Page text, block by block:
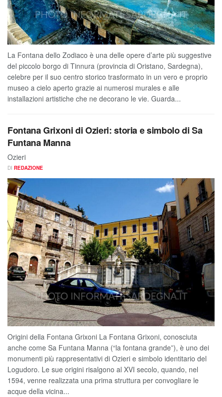
La Fontana dello Zodiaco è una delle opere d’arte più suggestive
del piccolo borgo di Tinnura (provincia di Oristano, Sardegna),
celebre per il suo centro storico trasformato in un vero e proprio
museo a cielo aperto grazie ai numerosi murales e alle
installazioni artistiche che ne decorano le vie. Guarda...
Fontana Grixoni di Ozieri: storia e simbolo di Sa
Funtana Manna
Ozieri
DI REDAZIONE
Origini della Fontana Grixoni La Fontana Grixoni, conosciuta
anche come Sa Funtana Manna (“la fontana grande”), è uno dei
monumenti più rappresentativi di Ozieri e simbolo identitario del
Logudoro. Le sue origini risalgono al XVI secolo, quando, nel
1594, venne realizzata una prima struttura per convogliare le
acque della vicina...